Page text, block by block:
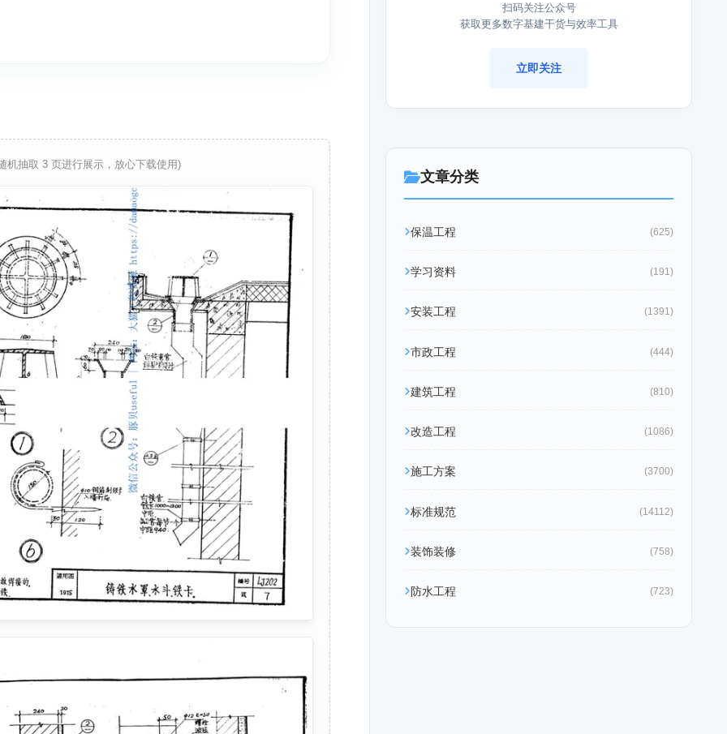
机抽取 3 页进行展示，放心下载使用)
扫码关注公众号
获取更多数字基建干货与效率工具
立即关注
文章分类
保温工程 (625)
学习资料 (191)
安装工程 (1391)
市政工程 (444)
建筑工程 (810)
改造工程 (1086)
施工方案 (3700)
标准规范 (14112)
装饰装修 (758)
防水工程 (723)